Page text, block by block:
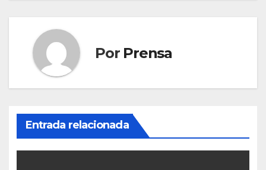
Por Prensa
Entrada relacionada